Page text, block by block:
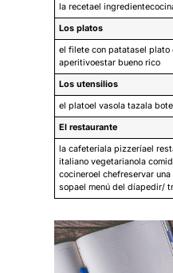
la recetael
Los platos
el filete con patatasel plato
aperitivoestar bueno rico
Los utensilios
el platoel vasola tazala
El restaurante
la cafeteríala pizzeríael
italiano vegetarianola
cocineroel chefreservar
sopael menú del díapedir/